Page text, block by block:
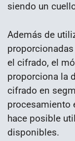
siendo un
Además de
el cifrado, el
proporciona la
cifrado en
procesamiento
hace posible
disponibles.